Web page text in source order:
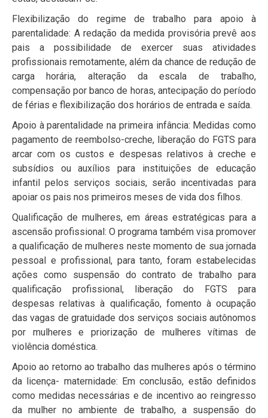
Flexibilização do regime de trabalho para apoio à
parentalidade: A redação da medida provisória prevê aos
pais a possibilidade de exercer suas atividades
profissionais remotamente, além da chance de redução de
carga horária, alteração da escala de trabalho,
compensação por banco de horas, antecipação do período
de férias e flexibilização dos horários de entrada e saída.
Apoio à parentalidade na primeira infância: Medidas como
pagamento de reembolso-creche, liberação do FGTS para
arcar com os custos e despesas relativos à creche e
subsídios ou auxílios para instituições de educação
infantil pelos serviços sociais, serão incentivadas para
apoiar os pais nos primeiros meses de vida dos filhos.
Qualificação de mulheres, em áreas estratégicas para a
ascensão profissional: O programa também visa promover
a qualificação de mulheres neste momento de sua jornada
pessoal e profissional, para tanto, foram estabelecidas
ações como suspensão do contrato de trabalho para
qualificação profissional, liberação do FGTS para
despesas relativas à qualificação, fomento à ocupação
das vagas de gratuidade dos serviços sociais autônomos
por mulheres e priorização de mulheres vítimas de
violência doméstica.
Apoio ao retorno ao trabalho das mulheres após o término
da licença- maternidade: Em conclusão, estão definidos
como medidas necessárias e de incentivo ao reingresso
da mulher no ambiente de trabalho, a suspensão do